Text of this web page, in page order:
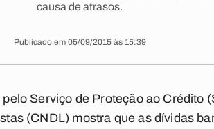
causa de atrasos.
Publicado em 05/09/2015 às 15:39
Serviço de Proteção ao Crédito
(CNDL) mostra que as dívidas